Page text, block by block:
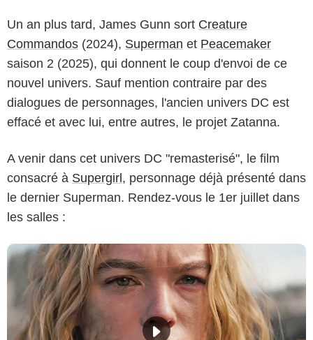
Un an plus tard, James Gunn sort Creature
Commandos (2024), Superman et Peacemaker
saison 2 (2025), qui donnent le coup d'envoi de ce
nouvel univers. Sauf mention contraire par des
dialogues de personnages, l'ancien univers DC est
effacé et avec lui, entre autres, le projet Zatanna.
A venir dans cet univers DC "remasterisé", le film
consacré à Supergirl , personnage déjà présenté dans
le dernier Superman. Rendez-vous le 1er juillet dans
les salles :